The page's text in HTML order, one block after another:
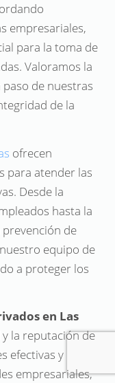
empresariales,
para la toma de
Valoramos la
de nuestras
de la
ofrecen
para atender las
Desde la
hasta la
de
equipo de
a proteger los
en Las
la reputación de
efectivas y
empresariales,